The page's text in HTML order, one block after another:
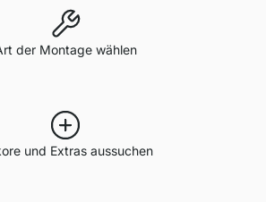
der Montage wählen
und Extras aussuchen